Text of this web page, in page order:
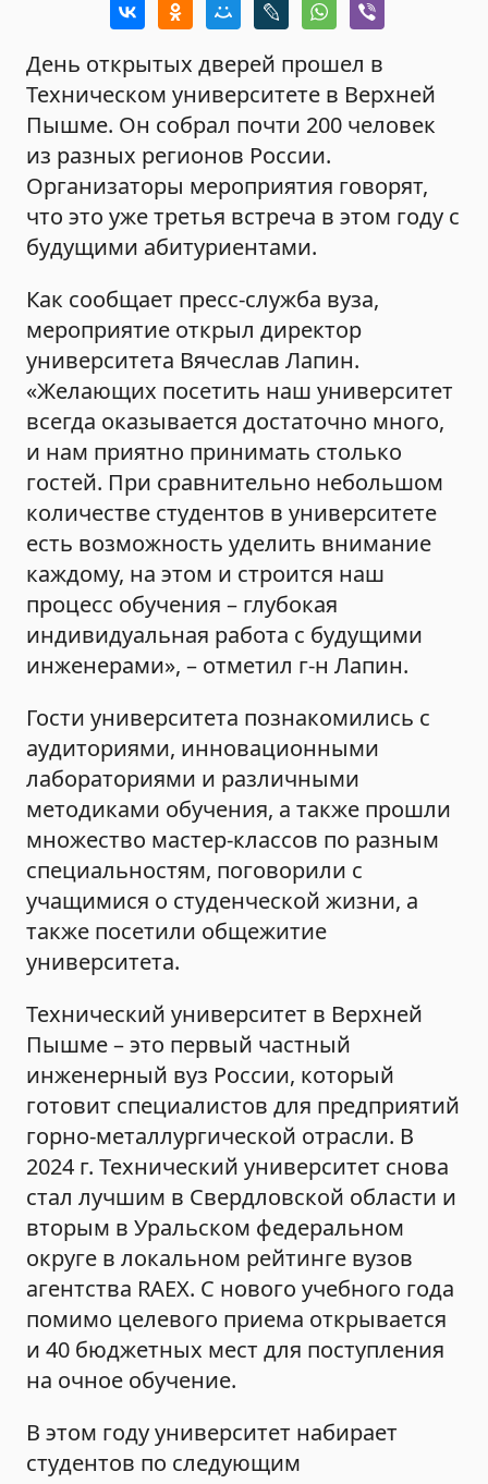
День открытых дверей прошел в
Техническом университете в Верхней
Пышме. Он собрал почти 200 человек
из разных регионов России.
Организаторы мероприятия говорят,
что это уже третья встреча в этом году с
будущими абитуриентами.
Как сообщает пресс-служба вуза,
мероприятие открыл директор
университета Вячеслав Лапин.
«Желающих посетить наш университет
всегда оказывается достаточно много,
и нам приятно принимать столько
гостей. При сравнительно небольшом
количестве студентов в университете
есть возможность уделить внимание
каждому, на этом и строится наш
процесс обучения – глубокая
индивидуальная работа с будущими
инженерами», – отметил г-н Лапин.
Гости университета познакомились с
аудиториями, инновационными
лабораториями и различными
методиками обучения, а также прошли
множество мастер-классов по разным
специальностям, поговорили с
учащимися о студенческой жизни, а
также посетили общежитие
университета.
Технический университет в Верхней
Пышме – это первый частный
инженерный вуз России, который
готовит специалистов для предприятий
горно-металлургической отрасли. В
2024 г. Технический университет снова
стал лучшим в Свердловской области и
вторым в Уральском федеральном
округе в локальном рейтинге вузов
агентства RAEX. С нового учебного года
помимо целевого приема открывается
и 40 бюджетных мест для поступления
на очное обучение.
В этом году университет набирает
студентов по следующим